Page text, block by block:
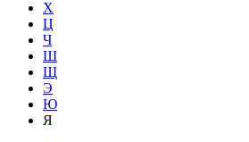
Х
Ц
Ч
Ш
Щ
Э
Ю
Я